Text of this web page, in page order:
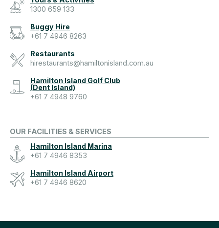
1300 659 133
Buggy Hire
+61 7 4946 8263
Restaurants
hirestaurants@hamiltonisland.com.au
Hamilton Island Golf Club
(Dent Island)
+61 7 4948 9760
OUR FACILITIES & SERVICES
Hamilton Island Marina
+61 7 4946 8353
Hamilton Island Airport
+61 7 4946 8620